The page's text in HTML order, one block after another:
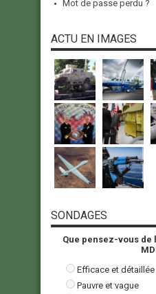
Mot de passe perdu ?
ACTU EN IMAGES
SONDAGES
Que pensez-vous
Efficace et détaillée
Pauvre et vague